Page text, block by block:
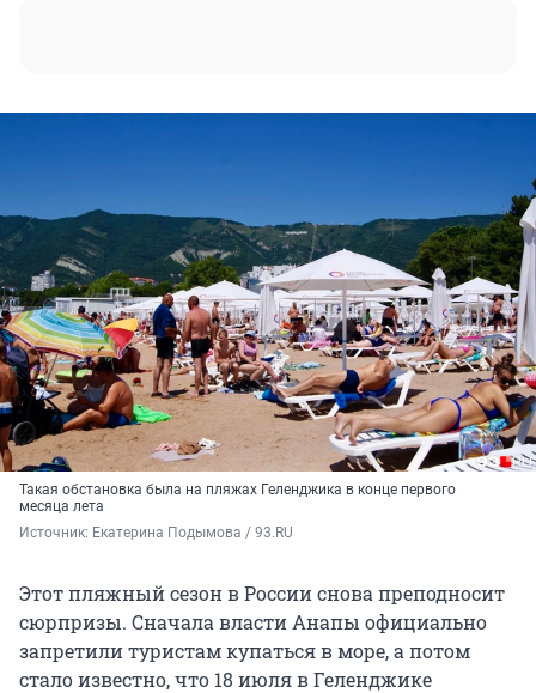
Такая обстановка была на пляжах Геленджика в конце первого
месяца лета
Источник: Екатерина Подымова / 93.RU
Этот пляжный сезон в России снова преподносит
сюрпризы. Сначала власти Анапы официально
запретили туристам купаться в море, а потом
стало известно, что 18 июля в Геленджике